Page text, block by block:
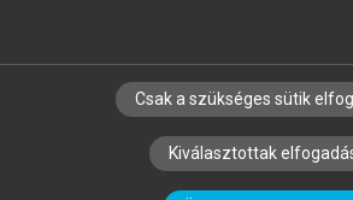
SZERZŐKNEK CÉGEKNEK
SZERKESZTÉSI ÉS LEKTORÁLÁSI
Csak a szükséges sütik
Kiválasztottak